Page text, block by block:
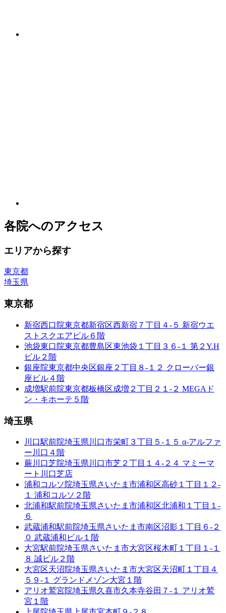
各院へのアクセス
エリアから探す
東京都
埼玉県
東京都
新宿西口院東京都新宿区西新宿７丁目４-５ 新宿ウエ
ストスクエアビル６階
池袋東口院東京都豊島区東池袋１丁目３６-１ 第２Y.H
ビル２階
銀座院東京都中央区銀座２丁目８-１２ クローバー銀
座ビル４階
成増駅前院東京都板橋区成増２丁目２１-２ MEGAド
ン・キホーテ５階
埼玉県
川口駅前院埼玉県川口市栄町３丁目５-１５ α-アルファ
ー川口４階
蕨川口芝院埼玉県川口市芝２丁目１４-２４ マミーマ
ート川口芝店
浦和コルソ院埼玉県さいたま市浦和区高砂１丁目１２-
１ 浦和コルソ２階
北浦和駅前院埼玉県さいたま市浦和区北浦和１丁目１-
６
武蔵浦和駅前院埼玉県さいたま市南区沼影１丁目６-２
０ 武蔵浦和ビル１階
大宮駅前院埼玉県さいたま市大宮区桜木町１丁目１-１
８ 誠ビル２階
大宮区天沼院埼玉県さいたま市大宮区天沼町１丁目４
５９-１ グランドメゾン大宮１階
アリオ鷲宮院埼玉県久喜市久本寺谷田７-１ アリオ鷲
宮１階